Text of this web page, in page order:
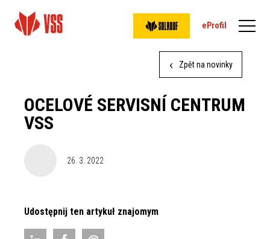
eProfil
Zpět na novinky
OCELOVÉ SERVISNÍ CENTRUM
VSS
26. 3. 2022
Udostępnij ten artykuł znajomym